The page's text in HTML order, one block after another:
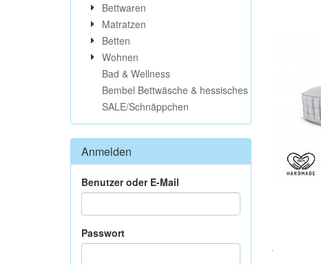
Bettwaren
Matratzen
Betten
Wohnen
Bad & Wellness
Bembel Bettwäsche & hessisches
SALE/Schnäppchen
Anmelden
Benutzer oder E-Mail
Passwort